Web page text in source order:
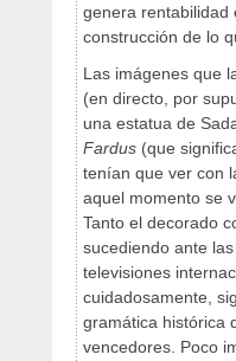
genera rentabilidad
construcción de lo
Las imágenes que
(en directo, por
una estatua de
Fardus (que
tenían que ver con
aquel momento se
Tanto el decorado
sucediendo ante
televisiones
cuidadosamente,
gramática histórica
vencedores. Poco